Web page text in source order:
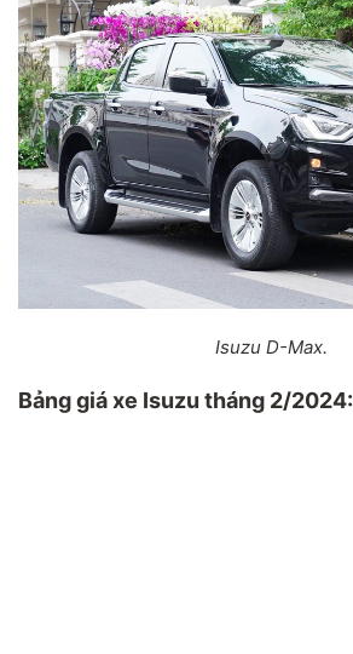
Isuzu D-Max.
Bảng giá xe Isuzu tháng 2/2024: